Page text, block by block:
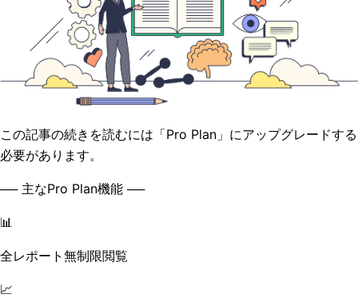
この記事の続きを読むには「Pro Plan」にアップグレードする
必要があります。
── 主なPro Plan機能 ──
📊
全レポート無制限閲覧
📈